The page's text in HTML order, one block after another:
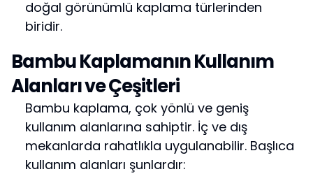
doğal görünümlü kaplama türlerinden
biridir.
Bambu Kaplamanın Kullanım
Alanları ve Çeşitleri
Bambu kaplama, çok yönlü ve geniş
kullanım alanlarına sahiptir. İç ve dış
mekanlarda rahatlıkla uygulanabilir. Başlıca
kullanım alanları şunlardır: